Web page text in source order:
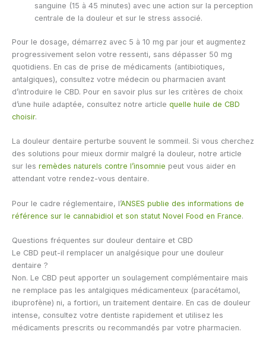
sanguine (15 à 45 minutes) avec une action sur la perception
centrale de la douleur et sur le stress associé.
Pour le dosage, démarrez avec 5 à 10 mg par jour et augmentez
progressivement selon votre ressenti, sans dépasser 50 mg
quotidiens. En cas de prise de médicaments (antibiotiques,
antalgiques), consultez votre médecin ou pharmacien avant
d’introduire le CBD. Pour en savoir plus sur les critères de choix
d’une huile adaptée, consultez notre article quelle huile de CBD
choisir.
La douleur dentaire perturbe souvent le sommeil. Si vous cherchez
des solutions pour mieux dormir malgré la douleur, notre article
sur les remèdes naturels contre l’insomnie peut vous aider en
attendant votre rendez-vous dentaire.
Pour le cadre réglementaire, l’ANSES publie des informations de
référence sur le cannabidiol et son statut Novel Food en France.
Questions fréquentes sur douleur dentaire et CBD
Le CBD peut-il remplacer un analgésique pour une douleur
dentaire ?
Non. Le CBD peut apporter un soulagement complémentaire mais
ne remplace pas les antalgiques médicamenteux (paracétamol,
ibuprofène) ni, a fortiori, un traitement dentaire. En cas de douleur
intense, consultez votre dentiste rapidement et utilisez les
médicaments prescrits ou recommandés par votre pharmacien.